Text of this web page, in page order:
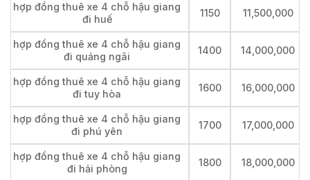
hợp đồng thuê xe 4 chỗ hậu giang
đi huế
1150 11,500,000
hợp đồng thuê xe 4 chỗ hậu giang
đi quảng ngãi
1400 14,000,000
hợp đồng thuê xe 4 chỗ hậu giang
đi tuy hòa
1600 16,000,000
hợp đồng thuê xe 4 chỗ hậu giang
đi phú yên
1700 17,000,000
hợp đồng thuê xe 4 chỗ hậu giang
đi hải phòng
1800 18,000,000